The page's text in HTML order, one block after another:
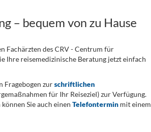
– bequem von zu Hause
Fachärzten des CRV - Centrum für
Ihre reisemedizinische Beratung jetzt einfach
Fragebogen zurschriftlichen
für Ihr Reiseziel) zur Verfügung.
Sie auch einen Telefonterminmit einem